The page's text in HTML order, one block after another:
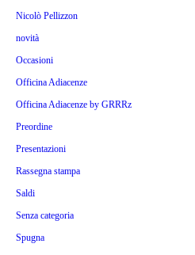
Nicolò Pellizzon
novità
Occasioni
Officina Adiacenze
Officina Adiacenze by GRRRz
Preordine
Presentazioni
Rassegna stampa
Saldi
Senza categoria
Spugna